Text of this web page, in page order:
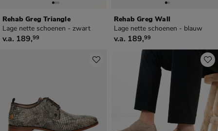
Rehab Greg Triangle
Lage nette schoenen - zwart
vanaf € 189,99
v.a. 189,99
Rehab Greg Wall
Lage nette schoenen - blauw
vanaf € 189,99
v.a. 189,99